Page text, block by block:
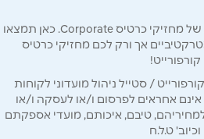
ברוכים הבאים לאתר ההטבות של מחזיקי כרטיס Corporate. כאן תמצאו
אך ורק לכם מחזיקי כרטיס
קורפורייט!
/ סטייל ניהול מועדוני לקוחות
אחראים לפרסום ו/או לעסקה ו/או
טיבם, איכותם, מועדי אספקתם
וכיוב' ט.ל.ח